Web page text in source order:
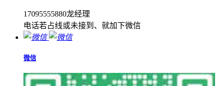
17095555880龙经理
电话若占线或未接到、就加下微信
微信